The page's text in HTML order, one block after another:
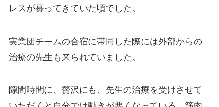
レスが募ってきていた頃でした。
実業団チームの合宿に帯同した際には外部からの
治療の先生も来られていました。
隙間時間に、贅沢にも、先生の治療を受けさせて